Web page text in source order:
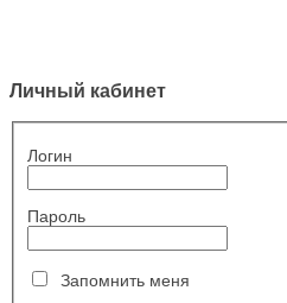
Личный кабинет
Логин
Пароль
Запомнить меня